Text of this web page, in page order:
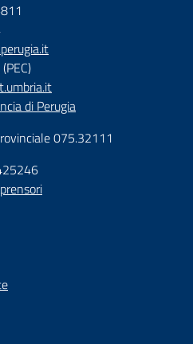
di Perugia
075.32111